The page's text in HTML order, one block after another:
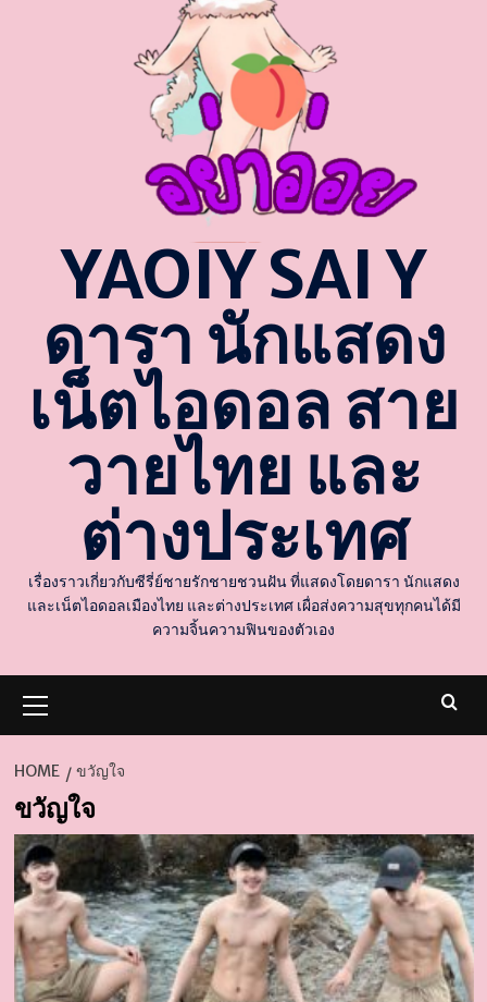
YAOIY SAI Y
ดารา นักแสดง
เน็ตไอดอล สาย
วายไทย และ
ต่างประเทศ
เรื่องราวเกี่ยวกับซีรี่ย์ชายรักชายชวนฝัน ที่แสดงโดยดารา นักแสดง
และเน็ตไอดอลเมืองไทย และต่างประเทศ เผื่อส่งความสุขทุกคนได้มี
ความจิ้นความฟินของตัวเอง
Menu
HOME ขวัญใจ
ขวัญใจ